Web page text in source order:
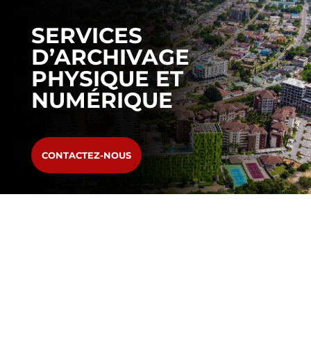
SERVICES
D’ARCHIVAGE
PHYSIQUE ET
NUMÉRIQUE
CONTACTEZ-NOUS